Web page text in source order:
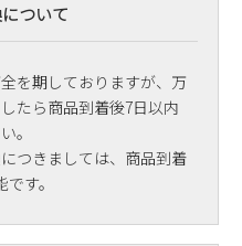
ついて
を期しておりますが、万
たら商品到着後7日以内
。
つきましては、商品到着
す。